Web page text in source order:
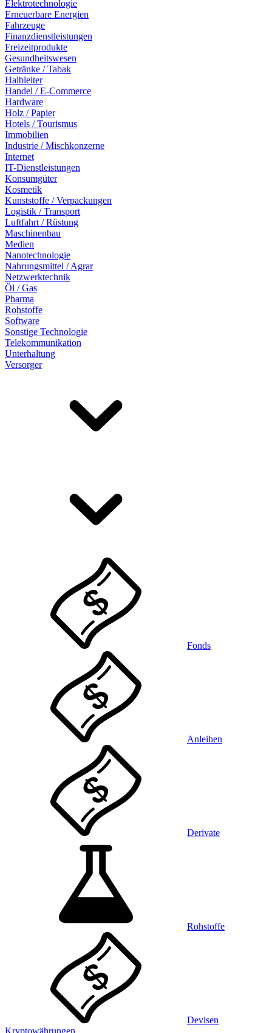
Elektrotechnologie
Erneuerbare Energien
Fahrzeuge
Finanzdienstleistungen
Freizeitprodukte
Gesundheitswesen
Getränke / Tabak
Halbleiter
Handel / E-Commerce
Hardware
Holz / Papier
Hotels / Tourismus
Immobilien
Industrie / Mischkonzerne
Internet
IT-Dienstleistungen
Konsumgüter
Kosmetik
Kunststoffe / Verpackungen
Logistik / Transport
Luftfahrt / Rüstung
Maschinenbau
Medien
Nanotechnologie
Nahrungsmittel / Agrar
Netzwerktechnik
Öl / Gas
Pharma
Rohstoffe
Software
Sonstige Technologie
Telekommunikation
Unterhaltung
Versorger
Fonds
Anleihen
Derivate
Rohstoffe
Devisen
Kryptowährungen